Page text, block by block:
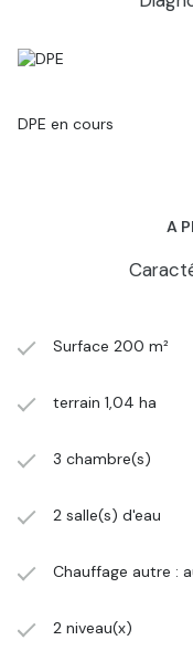
contacter Celine
DPE en cours
A
Surface 200 m²
terrain 1,04 ha
3 chambre(s)
2 salle(s) d'eau
Chauffage autre :
2 niveau(x)